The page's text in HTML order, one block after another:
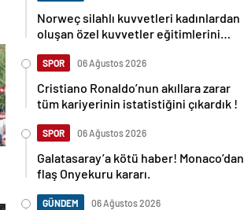
Norweç silahlı kuvvetleri kadınlardan
oluşan özel kuvvetler eğitimlerini
SPOR 06 Ağustos 2026
Cristiano Ronaldo’nun akıllara zarar
tüm kariyerinin istatistiğini çıkardık !
SPOR 06 Ağustos 2026
Galatasaray’a kötü haber! Monaco’dan
flaş Onyekuru kararı.
GÜNDEM 06 Ağustos 2026